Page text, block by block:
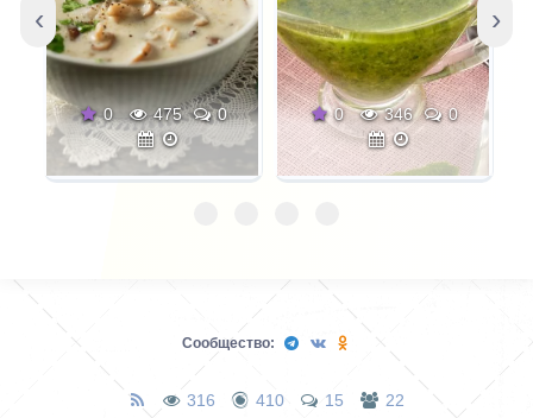
0 475 0 0 346 0
‹ ›
Сообщество:
316 410 15 22